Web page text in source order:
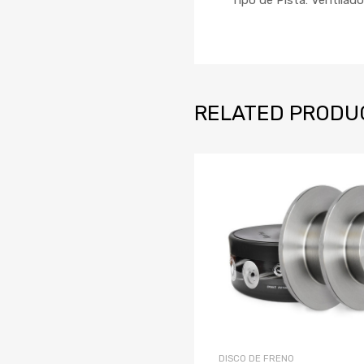
RELATED
Añadir a
agregar
DISCO DE FRENO